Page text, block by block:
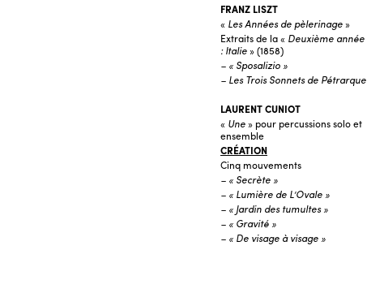
FRANZ LISZT
« Les Années de pèlerinage»
Extraits de la « Deuxième année
: Italie» (1858)
– « Sposalizio »
– Les Trois Sonnets de Pétrarque
LAURENT CUNIOT
« Une» pour percussions solo et
ensemble
CRÉATION
Cinq mouvements
– « Secrète »
– « Lumière de L’Ovale »
– « Jardin des tumultes »
– « Gravité »
– « De visage à visage »